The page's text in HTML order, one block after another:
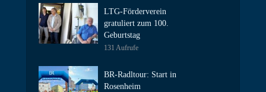
LTG-Förderverein
gratuliert zum 100.
Geburtstag
131 Aufrufe
BR-Radltour: Start in
Rosenheim